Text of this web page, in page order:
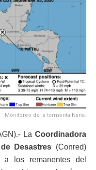
Monitoreo de la tormenta Nana.
La Coordinadora
Desastres (Conred)
a los remanentes del